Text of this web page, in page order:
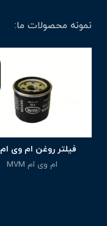
نمونه محصولات ما:
فیلتر روغن ام وی ام ۱۱۰
ام وی ام MVM